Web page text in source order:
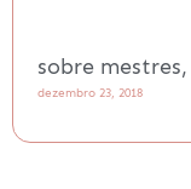
sobre
dezembro 23, 2018